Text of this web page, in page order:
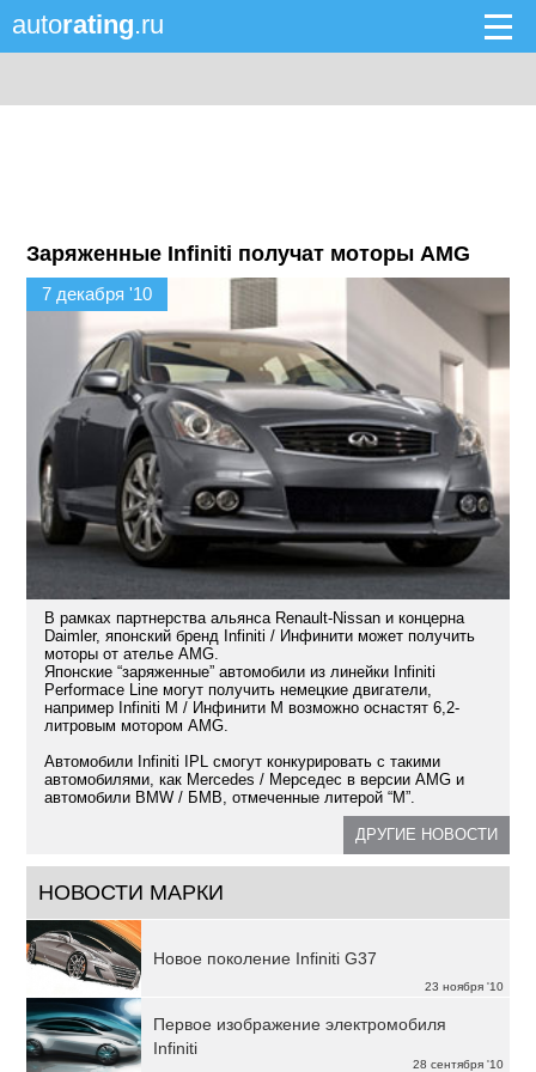
autorating.ru
Заряженные Infiniti получат моторы AMG
7 декабря '10
В рамках партнерства альянса Renault-Nissan и концерна
Daimler, японский бренд Infiniti / Инфинити может получить
моторы от ателье AMG.
Японские “заряженные” автомобили из линейки Infiniti
Performace Line могут получить немецкие двигатели,
например Infiniti M / Инфинити М возможно оснастят 6,2-
литровым мотором AMG.
Автомобили Infiniti IPL смогут конкурировать с такими
автомобилями, как Mercedes / Мерседес в версии AMG и
автомобили BMW / БМВ, отмеченные литерой “М”.
ДРУГИЕ НОВОСТИ
НОВОСТИ МАРКИ
23 ноября '10
Новое поколение Infiniti G37
28 сентября '10
Первое изображение электромобиля
Infiniti